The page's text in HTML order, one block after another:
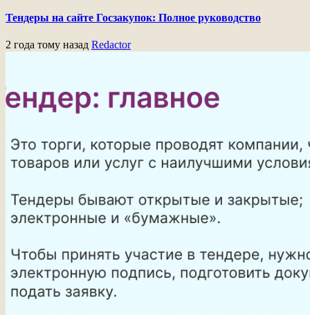
Тендеры на сайте Госзакупок: Полное руководство
2 года тому назад Redactor